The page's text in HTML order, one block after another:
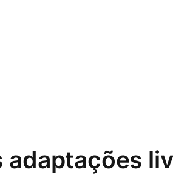
adaptações